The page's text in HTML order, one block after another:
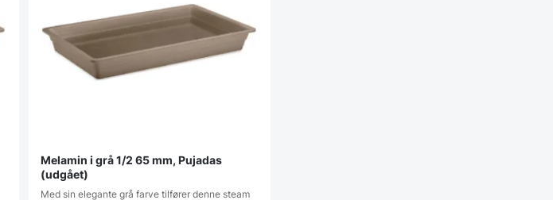
Melamin i grå 1/2 65 mm, Pujadas
(udgået)
Med sin elegante grå farve tilfører denne steam